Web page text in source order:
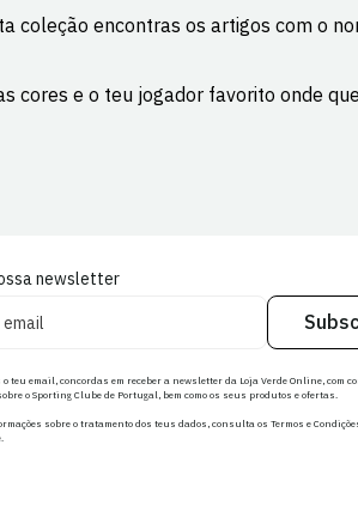
coleção encontras os artigos com o
cores e o teu jogador favorito onde
newsletter
teu email, concordas em receber a newsletter da Loja Verde Online, com
o Sporting Clube de Portugal, bem como os seus produtos e ofertas.
sobre o tratamento dos teus dados, consulta os Termos e